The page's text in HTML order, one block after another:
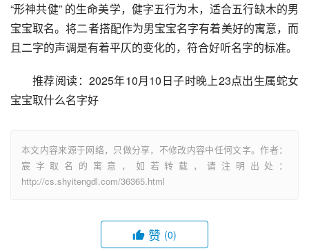
“形神共健” 的生命美学，健字五行为木，适合五行缺木的男
宝宝取名。将二者搭配作为男宝宝名字有着美好的寓意，而
且二字的声调是有着平仄的变化的，符合好听名字的标准。
推荐阅读：2025年10月10日子时晚上23点出生属蛇女
宝宝取什么名字好
本文内容来源于网络，只做分享，不修改内容中任何文字。作者：
宸字取名的寓意，如若转载，请注明出处：
http://cs.shyitengdl.com/36365.html
赞 (0)